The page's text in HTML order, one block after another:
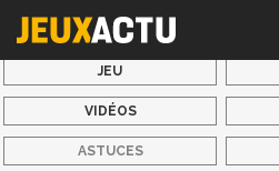
JEU
VIDÉOS
ASTUCES